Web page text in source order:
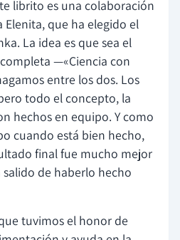
librito es una colaboración
Elenita, que ha elegido el
La idea es que sea el
—«Ciencia con
entre los dos. Los
todo el concepto, la
hechos en equipo. Y como
cuando está bien hecho,
final fue mucho mejor
de haberlo hecho
tuvimos el honor de